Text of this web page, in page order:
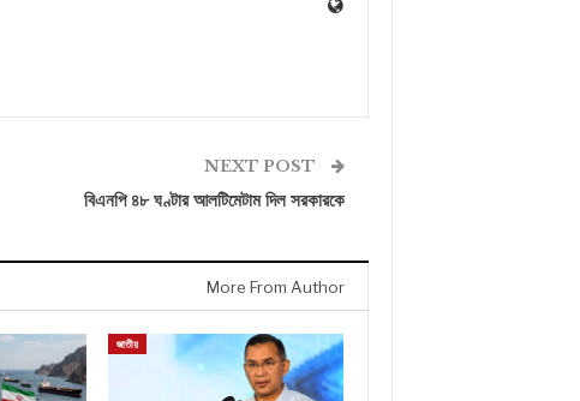
NEXT POST
বিএনপি ৪৮ ঘণ্টার আলটিমেটাম দিল সরকারকে
More From Author
জাতীয়